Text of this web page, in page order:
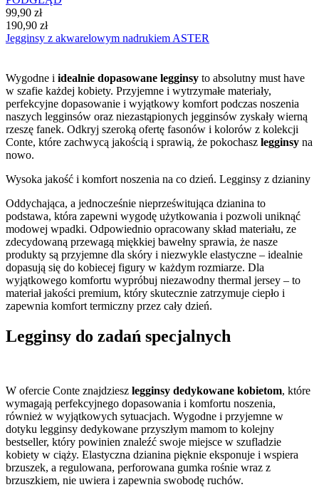
99,90 zł
190,90 zł
Jegginsy z akwarelowym nadrukiem ASTER
Wygodne i idealnie dopasowane legginsy to absolutny must have
w szafie każdej kobiety. Przyjemne i wytrzymałe materiały,
perfekcyjne dopasowanie i wyjątkowy komfort podczas noszenia
naszych legginsów oraz niezastąpionych jegginsów zyskały wierną
rzeszę fanek. Odkryj szeroką ofertę fasonów i kolorów z kolekcji
Conte, które zachwycą jakością i sprawią, że pokochasz legginsy na
nowo.
Wysoka jakość i komfort noszenia na co dzień. Legginsy z dzianiny
Oddychająca, a jednocześnie nieprześwitująca dzianina to
podstawa, która zapewni wygodę użytkowania i pozwoli uniknąć
modowej wpadki. Odpowiednio opracowany skład materiału, ze
zdecydowaną przewagą miękkiej bawełny sprawia, że nasze
produkty są przyjemne dla skóry i niezwykle elastyczne – idealnie
dopasują się do kobiecej figury w każdym rozmiarze. Dla
wyjątkowego komfortu wypróbuj niezawodny thermal jersey – to
materiał jakości premium, który skutecznie zatrzymuje ciepło i
zapewnia komfort termiczny przez cały dzień.
Legginsy do zadań specjalnych
W ofercie Conte znajdziesz legginsy dedykowane kobietom, które
wymagają perfekcyjnego dopasowania i komfortu noszenia,
również w wyjątkowych sytuacjach. Wygodne i przyjemne w
dotyku legginsy dedykowane przyszłym mamom to kolejny
bestseller, który powinien znaleźć swoje miejsce w szufladzie
kobiety w ciąży. Elastyczna dzianina pięknie eksponuje i wspiera
brzuszek, a regulowana, perforowana gumka rośnie wraz z
brzuszkiem, nie uwiera i zapewnia swobodę ruchów.